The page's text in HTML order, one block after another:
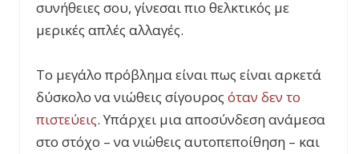
συνήθειες σου, γίνεσαι πιο θελκτικός με
μερικές απλές αλλαγές.
Το μεγάλο πρόβλημα είναι πως είναι αρκετά
δύσκολο να νιώθεις σίγουρος όταν δεν το
πιστεύεις. Υπάρχει μια αποσύνδεση ανάμεσα
στο στόχο – να νιώθεις αυτοπεποίθηση – και